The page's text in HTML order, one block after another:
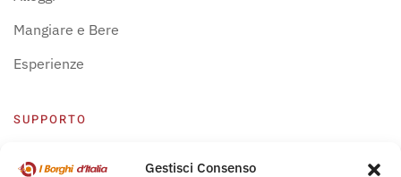
Gestisci Consenso
Mangiare e Bere
Esperienze
SUPPORTO
Centro Supporto